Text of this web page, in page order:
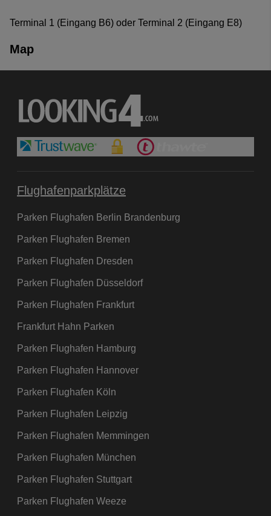
Terminal 1 (Eingang B6) oder Terminal 2 (Eingang E8)
Map
Flughafenparkplätze
Parken Flughafen Berlin Brandenburg
Parken Flughafen Bremen
Parken Flughafen Dresden
Parken Flughafen Düsseldorf
Parken Flughafen Frankfurt
Frankfurt Hahn Parken
Parken Flughafen Hamburg
Parken Flughafen Hannover
Parken Flughafen Köln
Parken Flughafen Leipzig
Parken Flughafen Memmingen
Parken Flughafen München
Parken Flughafen Stuttgart
Parken Flughafen Weeze